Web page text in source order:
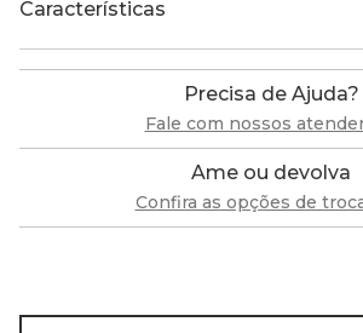
Características
Precisa de Ajuda?
Fale com nossos
Ame ou devolva
Confira as opções de